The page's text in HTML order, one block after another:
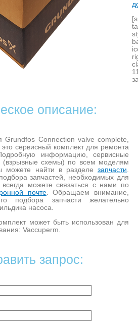
описание:
Grundfos Connection valve complete,
сервисный комплект для ремонта
информацию, сервисные
(взрывные схемы) по всем моделям
можете найти в разделезапчасти.
запчастей, необходимых для
можете связаться с нами по
почте. Обращаем внимание,
подбора запчасти желательно
насоса.
может быть использован для
Vaccuperm.
запрос: